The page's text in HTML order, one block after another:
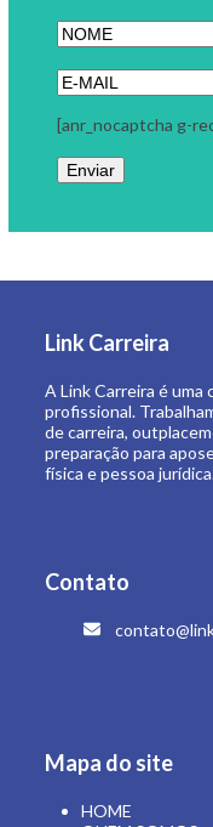
física e pessoa jurídica.
Contato
Mapa do site
E-BOOKS
ARTIGOS
ÁREA RESTRITA